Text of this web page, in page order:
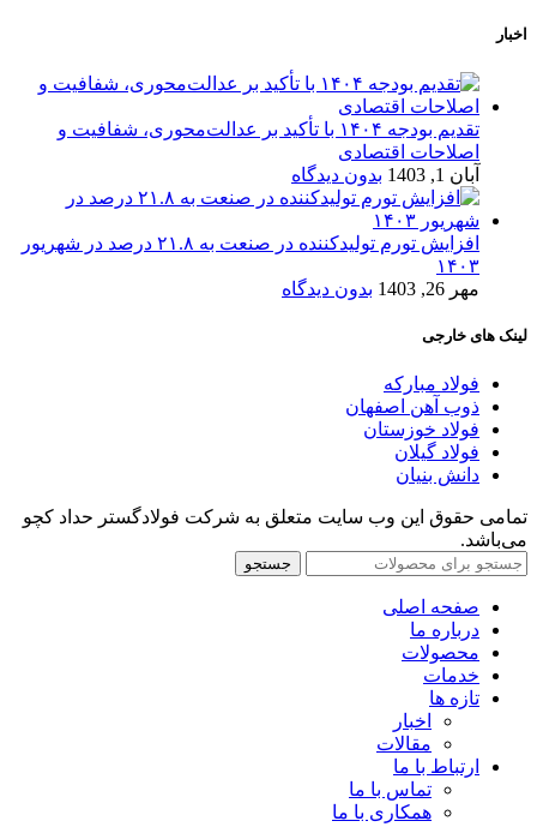
اخبار
تقدیم بودجه ۱۴۰۴ با تأکید بر عدالت‌محوری، شفافیت و
اصلاحات اقتصادی
آبان 1, 1403
بدون دیدگاه
افزایش تورم تولیدکننده در صنعت به ۲۱.۸ درصد در شهریور
۱۴۰۳
مهر 26, 1403
بدون دیدگاه
لینک های خارجی
فولاد مبارکه
ذوب آهن اصفهان
فولاد خوزستان
فولاد گیلان
دانش بنیان
تمامی حقوق این وب سایت متعلق به شرکت فولادگستر حداد کچو
می‌باشد.
جستجو
صفحه اصلی
درباره ما
محصولات
خدمات
تازه ها
اخبار
مقالات
ارتباط با ما
تماس با ما
همکاری با ما